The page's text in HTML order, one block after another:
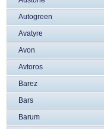
Autogreen
Avatyre
Avon
Avtoros
Barez
Bars
Barum